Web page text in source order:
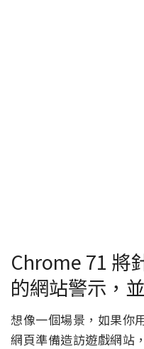
Chrome 71 將
的網站警示，
想像一個場景，如果你
網頁準備造訪遊戲網站